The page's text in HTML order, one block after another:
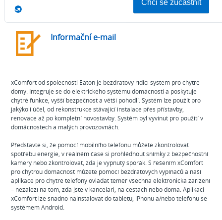
Informační e-mail
xComfort od společnosti Eaton je bezdrátový řídicí systém pro chytré
domy. Integruje se do elektrického systému domácnosti a poskytuje
chytré funkce, vyšší bezpečnost a větší pohodlí. Systém lze použít pro
jakýkoli účel, od rekonstrukce stávající instalace přes přístavby,
renovace až po kompletní novostavby. Systém byl vyvinut pro použití v
domácnostech a malých provozovnách.
Představte si, že pomocí mobilního telefonu můžete zkontrolovat
spotřebu energie, v reálném čase si prohlédnout snímky z bezpečnostní
kamery nebo zkontrolovat, zda je vypnutý sporák. S řešením xComfort
pro chytrou domácnost můžete pomocí bezdrátových vypínačů a naší
aplikace pro chytré telefony ovládat téměř všechna elektronická zařízení
– nezáleží na tom, zda jste v kanceláři, na cestách nebo doma. Aplikaci
xComfort lze snadno nainstalovat do tabletu, iPhonu a/nebo telefonu se
systémem Android.